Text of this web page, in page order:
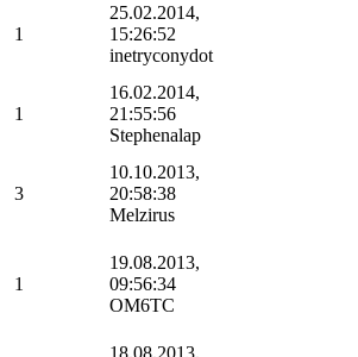
1
25.02.2014,
15:26:52
inetryconydot
1
16.02.2014,
21:55:56
Stephenalap
3
10.10.2013,
20:58:38
Melzirus
1
19.08.2013,
09:56:34
OM6TC
18.08.2013,